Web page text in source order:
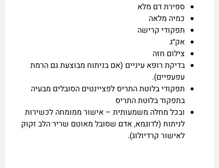
ספירת דם מלא
כמיה מלאה
תפקודי קרישה
אק״ג
צילום חזה
בדיקת רופא עיניים (אם בניתוח מבוצעת גם הרמת
עפעפיים).
תפקודי בלוטת התריס לפציינטים הסובלים מבעיה
בתפקוד בלוטת התריס
ובכל מחלה משמעותית – אישור ממומחה לכשירות
לניתוח (לדוגמא, אדם שסובל מאוטם שריר הלב זקוק
לאישור קרדיולוג).